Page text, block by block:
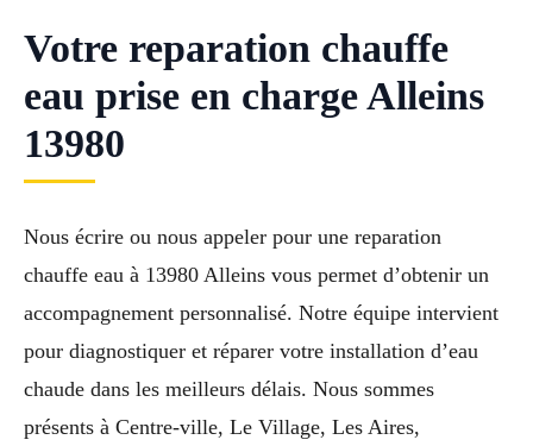
Votre reparation chauffe
eau prise en charge Alleins
13980
Nous écrire ou nous appeler pour une reparation
chauffe eau à 13980 Alleins vous permet d’obtenir un
accompagnement personnalisé. Notre équipe intervient
pour diagnostiquer et réparer votre installation d’eau
chaude dans les meilleurs délais. Nous sommes
présents à Centre-ville, Le Village, Les Aires,